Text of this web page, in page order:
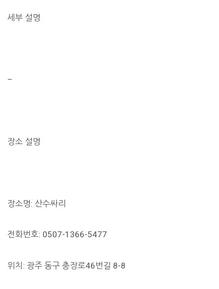
세부 설명
–
장소 설명
장소명: 산수싸리
전화번호: 0507-1366-5477
위치: 광주 동구 충장로46번길 8-8